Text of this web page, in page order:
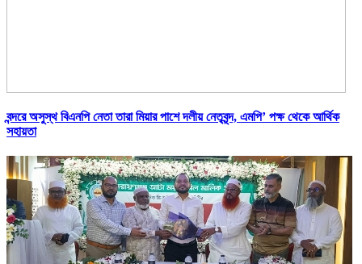
বন্দরে অসুস্থ বিএনপি নেতা তারা মিয়ার পাশে দলীয় নেতৃবৃন্দ, এমপি’ পক্ষ থেকে আর্থিক
সহায়তা